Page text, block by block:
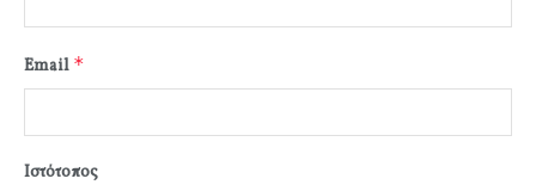
Email *
Ιστότοπος